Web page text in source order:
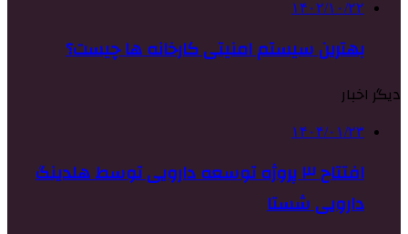
۱۴۰۲/۱۰/۲۲
بهترین سیستم امنیتی کارخانه ها چیست؟
دیگر اخبار
۱۴۰۴/۰۱/۲۳
افتتاح ۳ پروژه توسعه دارویی توسط هلدینگ
دارویی شستا